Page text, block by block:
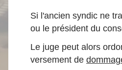
Si l'ancien syndic ne
ou le président du
Le juge peut alors
versement de